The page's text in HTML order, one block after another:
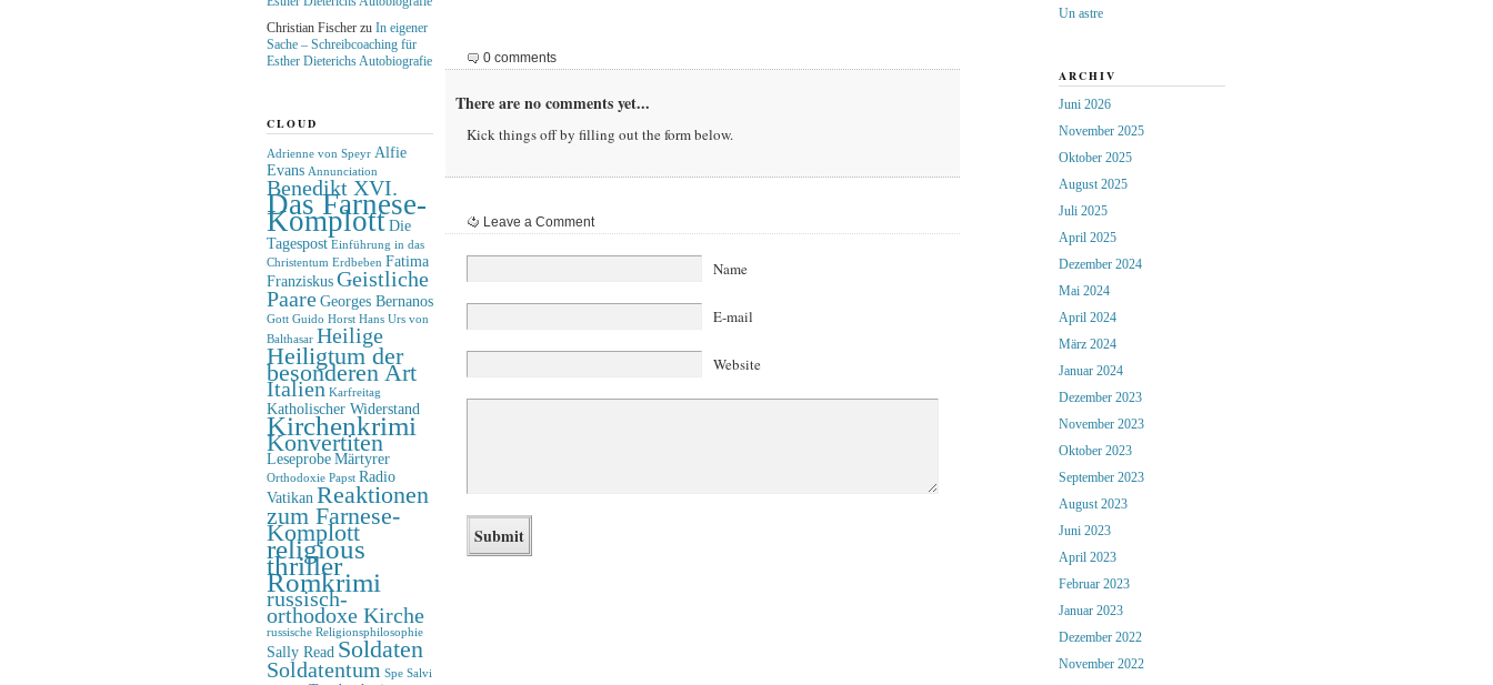
0 comments
There are no comments yet...
Kick things off by filling out the form below.
Leave a Comment
Name
E-mail
Website
Christian Fischerzu In eigener
Sache – Schreibcoaching für
Esther Dieterichs Autobiografie
CLOUD
Adrienne von Speyr Alfie
Evans Annunciation
Benedikt XVI.
Das Farnese-
Komplott Die
Tagespost Einführung in das
Christentum Erdbeben Fatima
Franziskus Geistliche
Paare Georges Bernanos
Gott Guido Horst Hans Urs von
Balthasar Heilige
Heiligtum der
besonderen Art
Italien Karfreitag
Katholischer Widerstand
Kirchenkrimi
Konvertiten
Leseprobe Märtyrer
Orthodoxie Papst Radio
Vatikan Reaktionen
zum Farnese-
Komplott
religious
thriller
Romkrimi
russisch-
orthodoxe Kirche
russische Religionsphilosophie
Sally Read Soldaten
Soldatentum Spe Salvi
Un astre
ARCHIV
Juni 2026
November 2025
Oktober 2025
August 2025
Juli 2025
April 2025
Dezember 2024
Mai 2024
April 2024
März 2024
Januar 2024
Dezember 2023
November 2023
Oktober 2023
September 2023
August 2023
Juni 2023
April 2023
Februar 2023
Januar 2023
Dezember 2022
November 2022